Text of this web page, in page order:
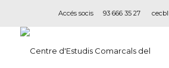
Accés socis 93 666 35 27